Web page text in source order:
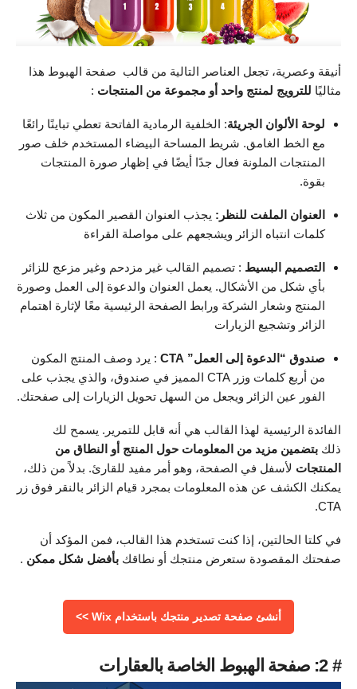
أنيقة وعصرية، تجعل العناصر التالية من قالب صفحة الهبوط هذا
مثاليًا للترويج لمنتج واحد أو مجموعة من المنتجات :
لوحة الألوان الجريئة: الخلفية الرمادية الفاتحة تعطي تباينًا رائعًا
مع الخط الغامق. شريط المساحة البيضاء المستخدم خلف صور
المنتجات الملونة فعال جدًا أيضًا في إظهار صورة المنتجات
بقوة.
العنوان الملفت للنظر: يجذب العنوان القصير المكون من ثلاث
كلمات انتباه الزائر ويشجعهم على مواصلة القراءة
التصميم البسيط : تصميم القالب غير مزدحم وغير مزعج للزائر
بأي شكل من الأشكال. يعمل العنوان والدعوة إلى العمل وصورة
المنتج وشعار الشركة ورابط الصفحة الرئيسية معًا لإثارة اهتمام
الزائر وتشجيع الزيارات
صندوق “الدعوة إلى العمل” CTA
: يرد وصف المنتج المكون
من أربع كلمات وزر CTA المميز في صندوق، والذي يجذب على
الفور عين الزائر ويجعل من السهل تحويل الزيارات إلى صفحتك.
الفائدة الرئيسية لهذا القالب هي أنه قابل للتمرير. يسمح لك
ذلك بتضمين مزيد من المعلومات حول المنتج أو النطاق من
المنتجات لأسفل في الصفحة، وهو أمر مفيد للقارئ. بدلاً من ذلك،
يمكنك الكشف عن هذه المعلومات بمجرد قيام الزائر بالنقر فوق زر
CTA.
في كلتا الحالتين، إذا كنت تستخدم هذا القالب، فمن المؤكد أن
صفحتك المقصودة ستعرض منتجك أو نطاقك بأفضل شكل ممكن .
أنشئ صفحة تصدير منتجك باستخدام Wix >>
# 2: صفحة الهبوط الخاصة بالعقارات